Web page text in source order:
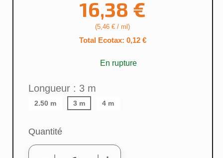
16,38 €
(5,46 € / ml)
Total Ecotax: 0,12 €
En rupture
Longueur : 3 m
2.50 m 3 m 4 m
Quantité